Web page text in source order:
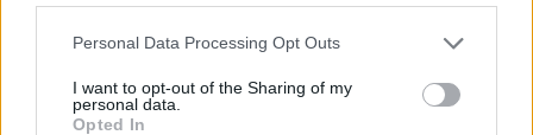
Personal Data Processing Opt Outs
I want to opt-out of the Sharing of my
personal data.
Opted In